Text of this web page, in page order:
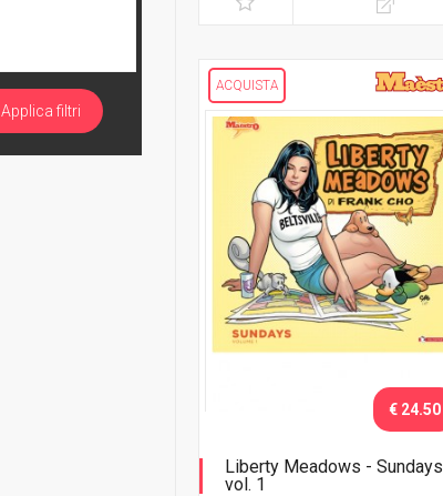
ACQUISTA
Liberty Meadows - Sundays
vol. 1
€ 24.50
Applica filtri